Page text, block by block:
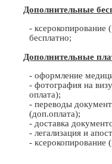
Дополнительные
- ксерокопирование
бесплатно;
Дополнительные
- оформление
- фотография на
оплата);
- переводы
(доп.оплата);
- доставка
- легализация и
- ксерокопирование